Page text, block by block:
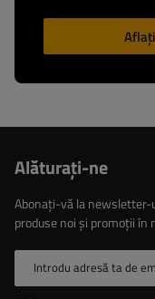
Alăturaţi-ne
Abonați-vă la
produse noi și promoții în
Introdu adresă ta de